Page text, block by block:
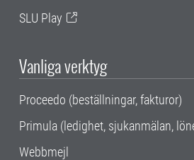
SLU Play
Vanliga verktyg
Proceedo (beställningar, fakturor)
Primula (ledighet, sjukanmälan,
Webbmejl